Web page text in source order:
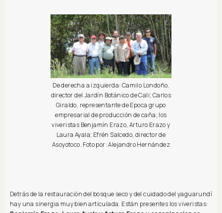
De derecha a izquierda: Camilo Londoño,
director del Jardín Botánico de Cali; Carlos
Giraldo, representante de Epoca grupo
empresarial de producción de caña; los
viveristas Benjamín Erazo, Arturo Erazo y
Laura Ayala; Efrén Salcedo, director de
Asoyotoco. Foto por: Alejandro Hernández
Detrás de la restauración del bosque seco y del cuidado del yaguarundí
hay una sinergia muy bien articulada. Están presentes los viveristas: